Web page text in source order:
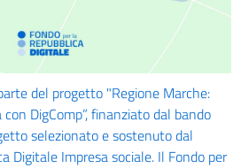
del progetto "Regione Marche:
DigComp”, finanziato dal bando
selezionato e sostenuto dal
Digitale Impresa sociale. Il Fondo per